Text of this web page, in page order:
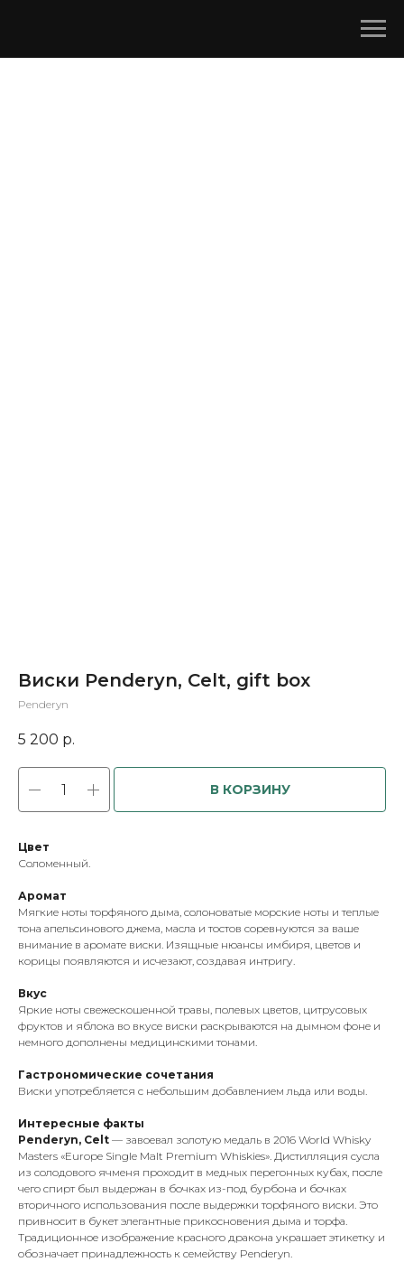
Виски Penderyn, Celt, gift box
Penderyn
5 200 р.
В КОРЗИНУ
Цвет
Соломенный.
Аромат
Мягкие ноты торфяного дыма, солоноватые морские ноты и теплые
тона апельсинового джема, масла и тостов соревнуются за ваше
внимание в аромате виски. Изящные нюансы имбиря, цветов и
корицы появляются и исчезают, создавая интригу.
Вкус
Яркие ноты свежескошенной травы, полевых цветов, цитрусовых
фруктов и яблока во вкусе виски раскрываются на дымном фоне и
немного дополнены медицинскими тонами.
Гастрономические сочетания
Виски употребляется с небольшим добавлением льда или воды.
Интересные факты
Penderyn, Celt — завоевал золотую медаль в 2016 World Whisky
Masters «Europe Single Malt Premium Whiskies». Дистилляция сусла
из солодового ячменя проходит в медных перегонных кубах, после
чего спирт был выдержан в бочках из-под бурбона и бочках
вторичного использования после выдержки торфяного виски. Это
привносит в букет элегантные прикосновения дыма и торфа.
Традиционное изображение красного дракона украшает этикетку и
обозначает принадлежность к семейству Penderyn.